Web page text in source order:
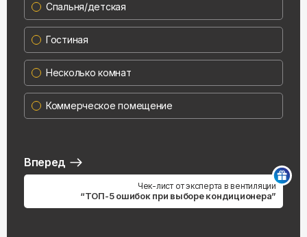
Спальня/детская
Гостиная
Несколько комнат
Коммерческое помещение
Вперед
Чек-лист от эксперта в вентиляции
“ТОП-5 ошибок при выборе кондиционера”